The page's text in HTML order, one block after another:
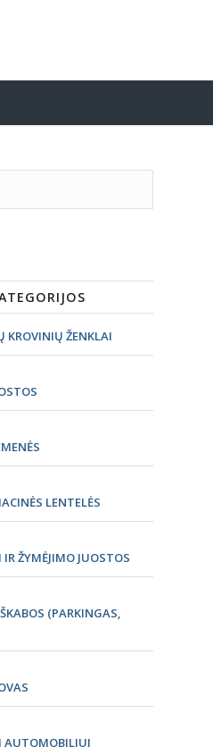
KROVINIŲ ŽENKLAI
LENTELĖS
ŽYMĖJIMO JUOSTOS
(PARKINGAS,
AUTOMOBILIUI